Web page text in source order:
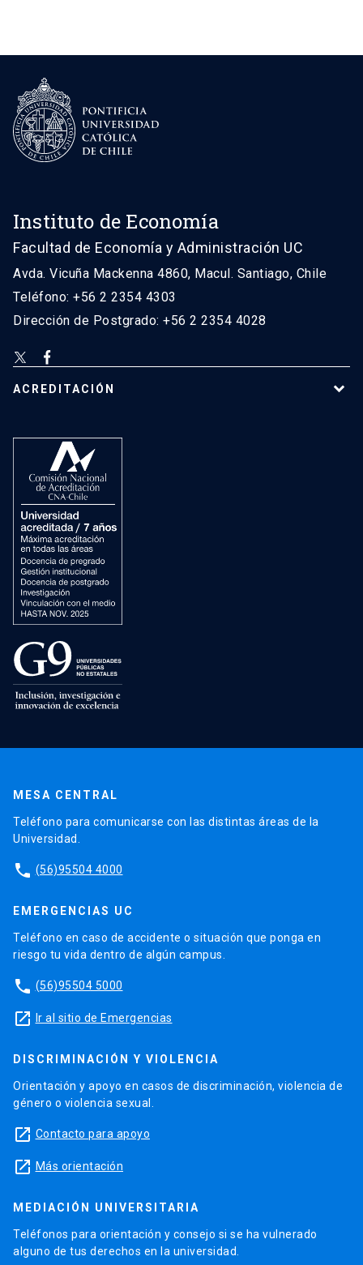
Instituto de Economía
Facultad de Economía y Administración UC
Avda. Vicuña Mackenna 4860, Macul. Santiago, Chile
Teléfono: +56 2 2354 4303
Dirección de Postgrado: +56 2 2354 4028
ACREDITACIÓN
MESA CENTRAL
Teléfono para comunicarse con las distintas áreas de la
Universidad.
phone (56)95504 4000
EMERGENCIAS UC
Teléfono en caso de accidente o situación que ponga en
riesgo tu vida dentro de algún campus.
phone (56)95504 5000
launch Ir al sitio de Emergencias
DISCRIMINACIÓN Y VIOLENCIA
Orientación y apoyo en casos de discriminación, violencia de
género o violencia sexual.
launch Contacto para apoyo
launch Más orientación
MEDIACIÓN UNIVERSITARIA
Teléfonos para orientación y consejo si se ha vulnerado
alguno de tus derechos en la universidad.